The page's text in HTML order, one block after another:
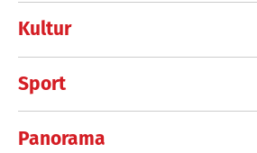
Kultur
Sport
Panorama